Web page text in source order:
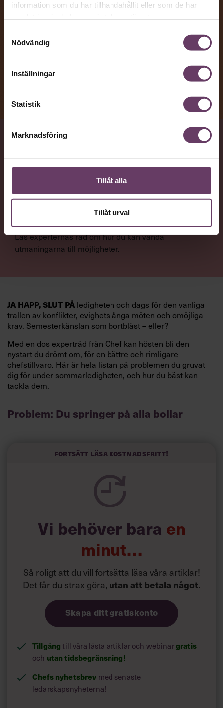
information som du har tillhandahållit eller som de har
Nödvändig
Inställningar
Statistik
Marknadsföring
Tillåt alla
Tillåt urval
hinder för produktiviteten, när det är dags att
återvända till jobbet efter semestern.
Läs experternas råd om hur du kan vända
utmaningarna till möjligheter.
JA HAPP, SLUT PÅ ledigheten och dags för den vanliga
trallen av konflikter, evighetslånga möten och omöjliga
krav. Semesterkänslan som bortblåst – eller?
Med en dos expertråd från Chef kan hösten bli den
nystart du drömt om, för en bättre och rimligare
chefstillvaro. Här är hela listan på problemen du gruvat
dig för under sommarledigheten, och hur du bäst kan
tackla dem.
Problem: Du springer på alla bollar
att du jobbar. Problemet är bara att den inställningen gör
inte lyckas koncentrera dig på någonting alls när du
springer på alla bollar och försöker sätta dig in i precis
Fortsätt läsa kostnadsfritt!
Vi behöver bara en
minut…
Så roligt att du vill fortsätta läsa våra artiklar!
Det får du strax göra, utan att betala något.
Skapa ditt gratiskonto
Tillgångtill våra låsta artiklar och webinargratis
och utan tidsbegränsning!
Chefs nyhetsbrev med senaste
ledarskapsnyheterna!